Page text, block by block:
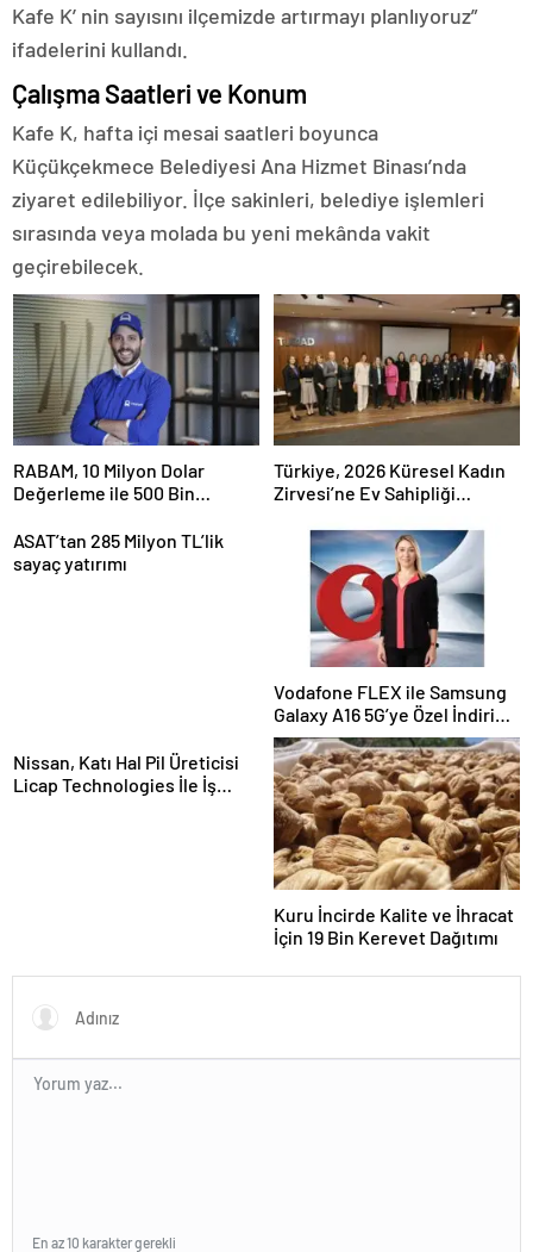
Kafe K’ nin sayısını ilçemizde artırmayı planlıyoruz”
ifadelerini kullandı.
Çalışma Saatleri ve Konum
Kafe K, hafta içi mesai saatleri boyunca
Küçükçekmece Belediyesi Ana Hizmet Binası’nda
ziyaret edilebiliyor. İlçe sakinleri, belediye işlemleri
sırasında veya molada bu yeni mekânda vakit
geçirebilecek.
RABAM, 10 Milyon Dolar
Değerleme ile 500 Bin
Türkiye, 2026 Küresel Kadın
Zirvesi’ne Ev Sahipliği
ASAT’tan 285 Milyon TL’lik
sayaç yatırımı
Vodafone FLEX ile Samsung
Galaxy A16 5G’ye Özel İndirim
ve İnternet Hediyesi
Nissan, Katı Hal Pil Üreticisi
Licap Technologies İle İş
Kuru İncirde Kalite ve İhracat
İçin 19 Bin Kerevet Dağıtımı
En az 10 karakter gerekli